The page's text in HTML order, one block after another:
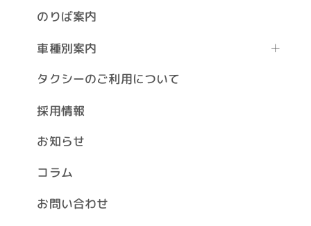
のりば案内
車種別案内
タクシーのご利用について
採用情報
お知らせ
コラム
お問い合わせ